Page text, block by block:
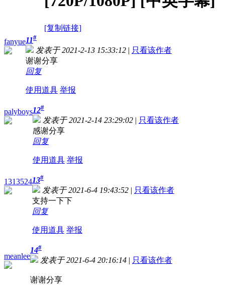
[复制链接]
fanyue11#
发表于 2021-2-13 15:33:12 | 只看该作者
谢谢分享
回复
使用道具 举报
palyboys12#
发表于 2021-2-14 23:29:02 | 只看该作者
感谢分享
回复
使用道具 举报
131352413#
发表于 2021-6-4 19:43:52 | 只看该作者
支持一下下
回复
使用道具 举报
meanlee
14#
发表于 2021-6-4 20:16:14 | 只看该作者
谢谢分享